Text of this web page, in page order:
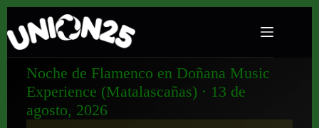
Noche de Flamenco en Doñana Music
Experience (Matalascañas) · 13 de
agosto, 2026